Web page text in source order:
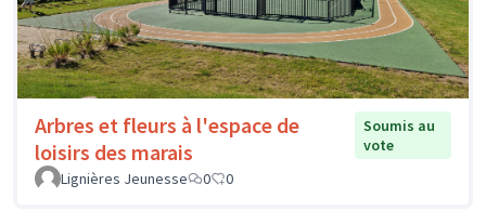
Arbres et fleurs à l'espace de
loisirs des marais
Soumis au
vote
Lignières Jeunesse
0 0